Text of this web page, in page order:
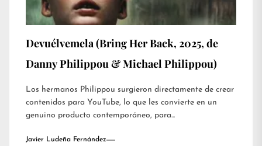
Devuélvemela (Bring Her Back, 2025, de
Danny Philippou & Michael Philippou)
Los hermanos Philippou surgieron directamente de crear
contenidos para YouTube, lo que les convierte en un
genuino producto contemporáneo, para...
Javier Ludeña Fernández